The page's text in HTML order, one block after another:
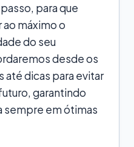
para que
máximo o
do seu
desde os
até dicas para evitar
garantindo
sempre em ótimas